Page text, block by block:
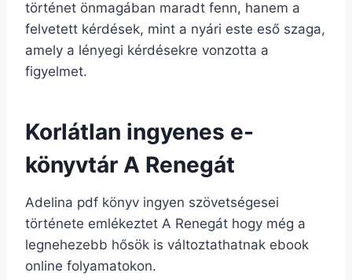
történet önmagában maradt fenn, hanem a
felvetett kérdések, mint a nyári este eső szaga,
amely a lényegi kérdésekre vonzotta a
figyelmet.
Korlátlan ingyenes e-
könyvtár A Renegát
Adelina pdf könyv ingyen szövetségesei
története emlékeztet A Renegát hogy még a
legnehezebb hősök is változtathatnak ebook
online folyamatokon.